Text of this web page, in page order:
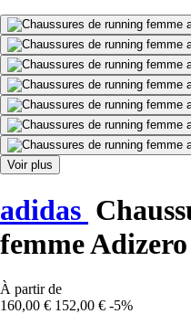
Voir plus
adidas
femme
À partir de
160,00 € 152,00 € -5%